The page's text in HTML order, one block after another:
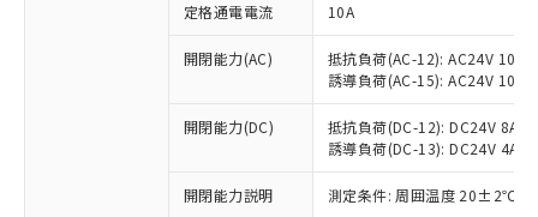
定格通電電流 10A
開閉能力(AC)
抵抗負荷(AC-12): AC24V 10A/
誘導負荷(AC-15): AC24V
開閉能力(DC)
抵抗負荷(DC-12): DC24V 8A/
誘導負荷(DC-13): DC24V 4A/
開閉能力説明 測定条件: 周囲温度 20±2℃、
ご利用条件
以下の条件をお読みいただき、同意のうえ
対応済み：EU RoHS指令（10物質）の
非含有に対応した製品が提供可能な商品で
対応予定：EU RoHS指令（10物質）の非含
有に対応した製品に切り替える予定のある
対応予定なし：EU RoHS指令（10物質）の
非含有に非対応の商品で、対応品を出す予